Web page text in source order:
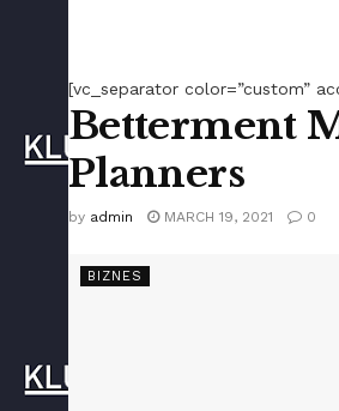
[vc_separator color=”custom”
Betterment
Planners
by admin MARCH 19, 2021 0
BIZNES